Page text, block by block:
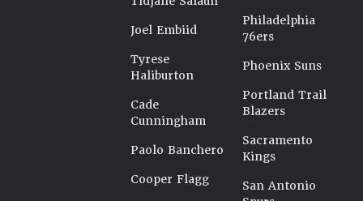
Joel Embiid
Tyrese
Haliburton
Cade
Cunningham
Paolo Banchero
Cooper Flagg
Philadelphia
76ers
Phoenix Suns
Portland Trail
Blazers
Sacramento
Kings
San Antonio